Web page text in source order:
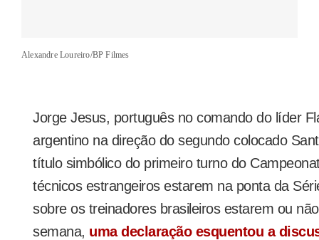
Alexandre Loureiro/BP Filmes
Jorge Jesus, português no comando do líder
argentino na direção do segundo colocado
título simbólico do primeiro turno do
técnicos estrangeiros estarem na ponta da
sobre os treinadores brasileiros estarem ou
semana, uma declaração esquentou a